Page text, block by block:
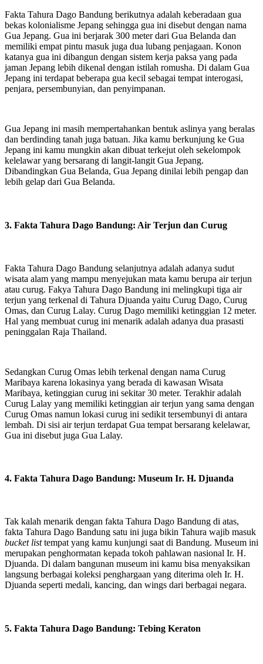
Fakta Tahura Dago Bandung berikutnya adalah keberadaan gua
bekas kolonialisme Jepang sehingga gua ini disebut dengan nama
Gua Jepang. Gua ini berjarak 300 meter dari Gua Belanda dan
memiliki empat pintu masuk juga dua lubang penjagaan. Konon
katanya gua ini dibangun dengan sistem kerja paksa yang pada
jaman Jepang lebih dikenal dengan istilah romusha. Di dalam Gua
Jepang ini terdapat beberapa gua kecil sebagai tempat interogasi,
penjara, persembunyian, dan penyimpanan.
Gua Jepang ini masih mempertahankan bentuk aslinya yang beralas
dan berdinding tanah juga batuan. Jika kamu berkunjung ke Gua
Jepang ini kamu mungkin akan dibuat terkejut oleh sekelompok
kelelawar yang bersarang di langit-langit Gua Jepang.
Dibandingkan Gua Belanda, Gua Jepang dinilai lebih pengap dan
lebih gelap dari Gua Belanda.
3. Fakta Tahura Dago Bandung: Air Terjun dan Curug
Fakta Tahura Dago Bandung selanjutnya adalah adanya sudut
wisata alam yang mampu menyejukan mata kamu berupa air terjun
atau curug. Fakya Tahura Dago Bandung ini melingkupi tiga air
terjun yang terkenal di Tahura Djuanda yaitu Curug Dago, Curug
Omas, dan Curug Lalay. Curug Dago memiliki ketinggian 12 meter.
Hal yang membuat curug ini menarik adalah adanya dua prasasti
peninggalan Raja Thailand.
Sedangkan Curug Omas lebih terkenal dengan nama Curug
Maribaya karena lokasinya yang berada di kawasan Wisata
Maribaya, ketinggian curug ini sekitar 30 meter. Terakhir adalah
Curug Lalay yang memiliki ketinggian air terjun yang sama dengan
Curug Omas namun lokasi curug ini sedikit tersembunyi di antara
lembah. Di sisi air terjun terdapat Gua tempat bersarang kelelawar,
Gua ini disebut juga Gua Lalay.
4. Fakta Tahura Dago Bandung: Museum Ir. H. Djuanda
Tak kalah menarik dengan fakta Tahura Dago Bandung di atas,
fakta Tahura Dago Bandung satu ini juga bikin Tahura wajib masuk
bucket listtempat yang kamu kunjungi saat di Bandung. Museum ini
merupakan penghormatan kepada tokoh pahlawan nasional Ir. H.
Djuanda. Di dalam bangunan museum ini kamu bisa menyaksikan
langsung berbagai koleksi penghargaan yang diterima oleh Ir. H.
Djuanda seperti medali, kancing, dan wings dari berbagai negara.
5. Fakta Tahura Dago Bandung: Tebing Keraton